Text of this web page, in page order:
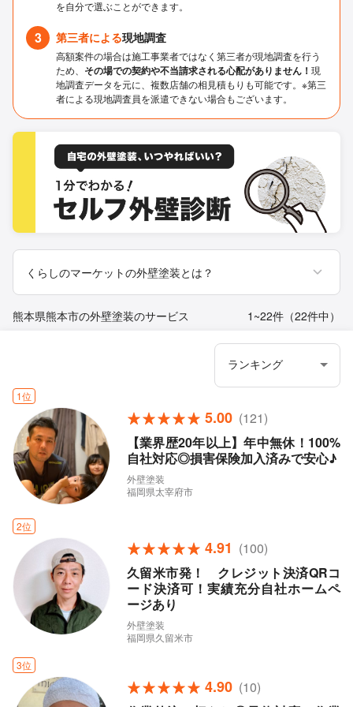
を自分で選ぶことができます。
3 第三者による現地調査
高額案件の場合は施工事業者ではなく第三者が現地調査を行う
ため、 その場での契約や不当請求される心配がありません！ 現
地調査データを元に、複数店舗の相見積もりも可能です。※第三
者による現地調査員を派遣できない場合もございます。
くらしのマーケットの外壁塗装とは？
熊本県熊本市の外壁塗装のサービス 1~22件（22件中）
1位
5.00 (121)
【業界歴20年以上】年中無休！100%
自社対応◎損害保険加入済みで安心♪
外壁塗装
福岡県太宰府市
2位
4.91 (100)
久留米市発！ クレジット決済QRコ
ード決済可！実績充分自社ホームペ
ージあり
外壁塗装
福岡県久留米市
3位
4.90 (10)